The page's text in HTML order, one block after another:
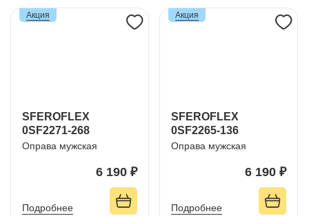
SFEROFLEX
0SF2271-268
Оправа мужская
6 190 ₽
Подробнее
Акция
SFEROFLEX
0SF2265-136
Оправа мужская
6 190 ₽
Подробнее
Акция